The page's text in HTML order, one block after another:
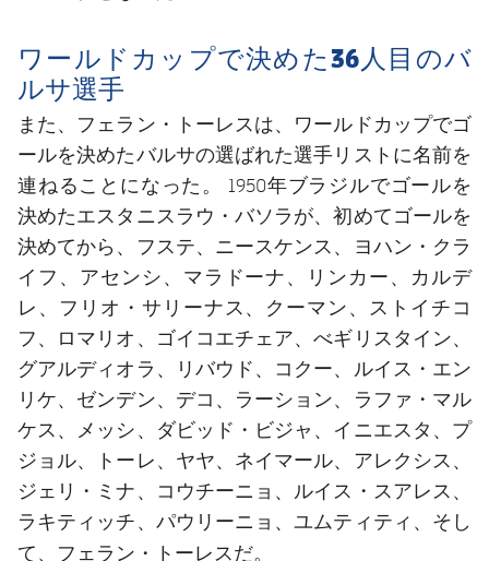
ワールドカップで決めた36人目のバ
ルサ選手
また、フェラン・トーレスは、ワールドカップでゴ
ールを決めたバルサの選ばれた選手リストに名前を
連ねることになった。 1950年ブラジルでゴールを
決めたエスタニスラウ・バソラが、初めてゴールを
決めてから、フステ、ニースケンス、ヨハン・クラ
イフ、アセンシ、マラドーナ、リンカー、カルデ
レ、フリオ・サリーナス、クーマン、ストイチコ
フ、ロマリオ、ゴイコエチェア、べギリスタイン、
グアルディオラ、リバウド、コクー、ルイス・エン
リケ、ゼンデン、デコ、ラーション、ラファ・マル
ケス、メッシ、ダビッド・ビジャ、イニエスタ、プ
ジョル、トーレ、ヤヤ、ネイマール、アレクシス、
ジェリ・ミナ、コウチーニョ、ルイス・スアレス、
ラキティッチ、パウリーニョ、ユムティティ、そし
て、 フェラン・トーレス だ。